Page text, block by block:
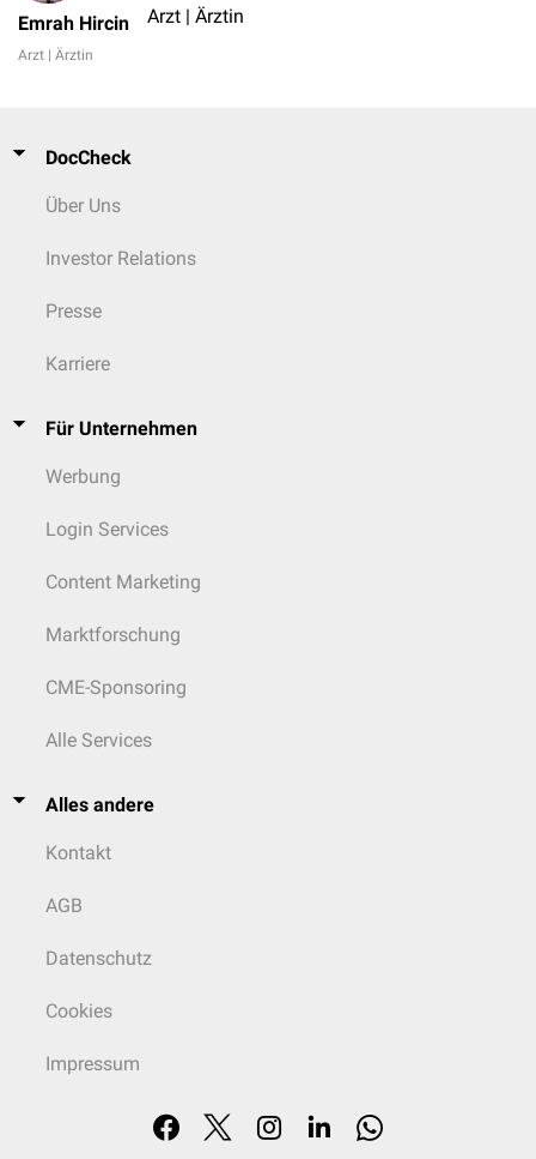
Emrah Hircin
Arzt | Ärztin
Arzt | Ärztin
DocCheck
Über Uns
Investor Relations
Presse
Karriere
Für Unternehmen
Werbung
Login Services
Content Marketing
Marktforschung
CME-Sponsoring
Alle Services
Alles andere
Kontakt
AGB
Datenschutz
Cookies
Impressum